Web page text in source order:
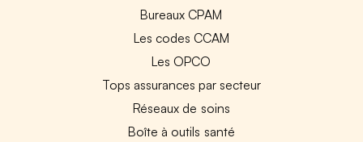
Bureaux CPAM
Les codes CCAM
Les OPCO
Tops assurances par secteur
Réseaux de soins
Boîte à outils santé